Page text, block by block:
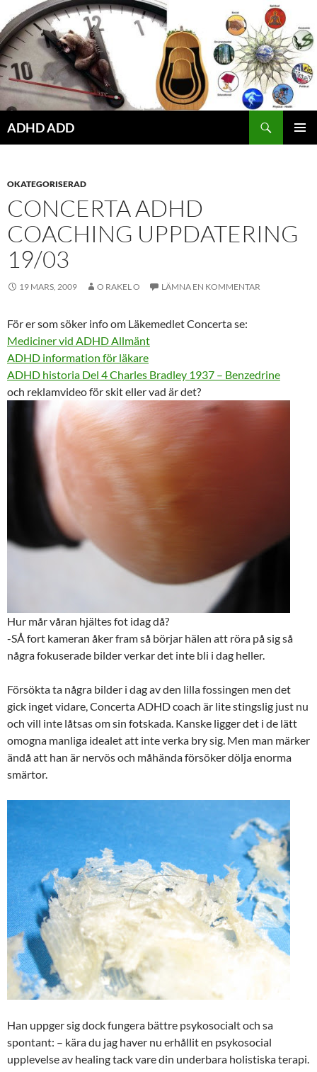
Hoppa
till
innehåll
ADHD ADD
OKATEGORISERAD
CONCERTA ADHD
COACHING UPPDATERING
19/03
19 MARS, 2009 O RAKEL O LÄMNA EN KOMMENTAR
För er som söker info om Läkemedlet Concerta se:
Mediciner vid ADHD Allmänt
ADHD information för läkare
ADHD historia Del 4 Charles Bradley 1937 – Benzedrine
och reklamvideo för skit eller vad är det?
Hur mår våran hjältes fot idag då?
-SÅ fort kameran åker fram så börjar hälen att röra på sig så
några fokuserade bilder verkar det inte bli i dag heller.
Försökta ta några bilder i dag av den lilla fossingen men det
gick inget vidare, Concerta ADHD coach är lite stingslig just nu
och vill inte låtsas om sin fotskada. Kanske ligger det i de lätt
omogna manliga idealet att inte verka bry sig. Men man märker
ändå att han är nervös och måhända försöker dölja enorma
smärtor.
Han uppger sig dock fungera bättre psykosocialt och sa
spontant: – kära du jag haver nu erhållit en psykosocial
upplevelse av healing tack vare din underbara holistiska terapi.